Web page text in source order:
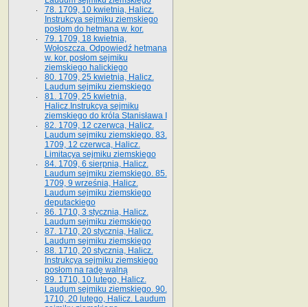
78. 1709, 10 kwietnia, Halicz.
Instrukcya sejmiku ziemskiego
posłom do hetmana w. kor.
79. 1709, 18 kwietnia,
Wołoszcza. Odpowiedź hetmana
w. kor. posłom sejmiku
ziemskiego halickiego
80. 1709, 25 kwietnia, Halicz.
Laudum sejmiku ziemskiego
81. 1709, 25 kwietnia,
Halicz.Instrukcya sejmiku
ziemskiego do króla Stanisława I
82. 1709, 12 czerwca, Halicz.
Laudum sejmiku ziemskiego. 83.
1709, 12 czerwca, Halicz.
Limitacya sejmiku ziemskiego
84. 1709, 6 sierpnia, Halicz.
Laudum sejmiku ziemskiego. 85.
1709, 9 września, Halicz.
Laudum sejmiku ziemskiego
deputackiego
86. 1710, 3 stycznia, Halicz.
Laudum sejmiku ziemskiego
87. 1710, 20 stycznia, Halicz.
Laudum sejmiku ziemskiego
88. 1710, 20 stycznia, Halicz.
Instrukcya sejmiku ziemskiego
posłom na radę walną
89. 1710, 10 lutego, Halicz.
Laudum sejmiku ziemskiego. 90.
1710, 20 lutego, Halicz. Laudum